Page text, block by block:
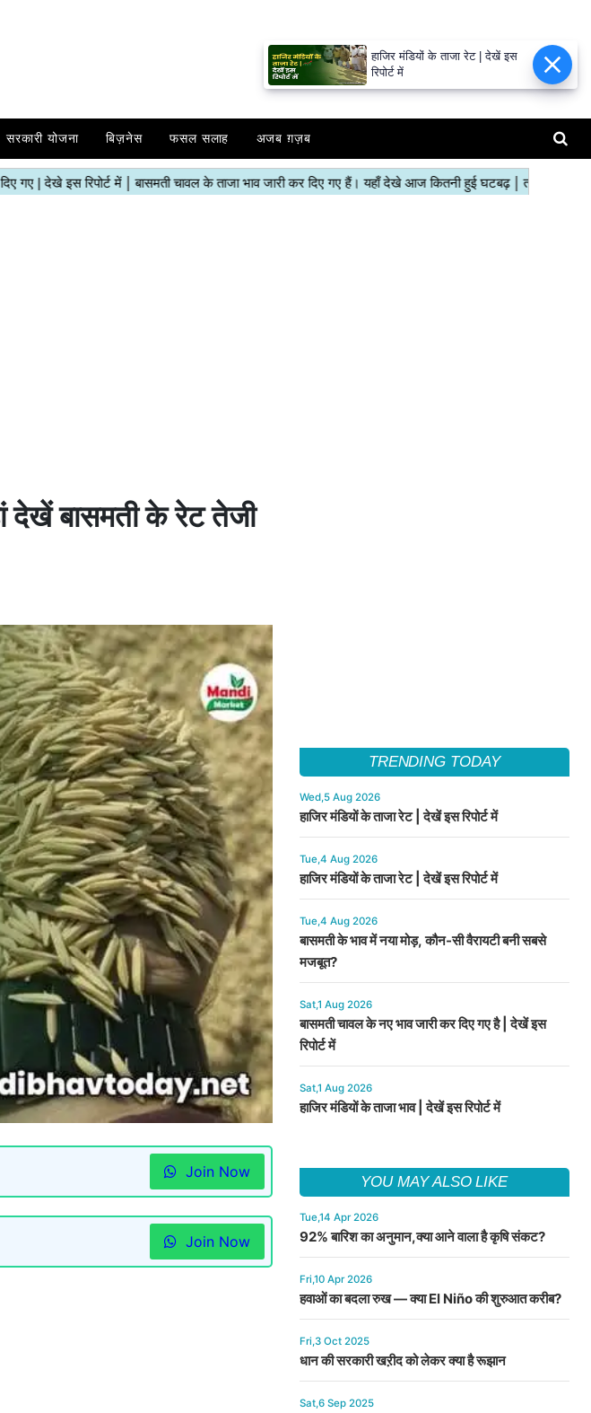
सरकारी योजना बिज़नेस फसल सलाह अजब ग़ज़ब
देखें बासमती के रेट तेजी
Join Now
Join Now
TRENDING TODAY
Wed,5 Aug 2026
हाजिर मंडियों के ताजा रेट | देखें इस रिपोर्ट में
Tue,4 Aug 2026
हाजिर मंडियों के ताजा रेट | देखें इस रिपोर्ट में
Tue,4 Aug 2026
बासमती के भाव में नया मोड़, कौन-सी वैरायटी बनी सबसे
मजबूत?
Sat,1 Aug 2026
बासमती चावल के नए भाव जारी कर दिए गए है | देखें इस
रिपोर्ट में
Sat,1 Aug 2026
हाजिर मंडियों के ताजा भाव | देखें इस रिपोर्ट में
YOU MAY ALSO LIKE
Tue,14 Apr 2026
92% बारिश का अनुमान,क्या आने वाला है कृषि संकट?
Fri,10 Apr 2026
हवाओं का बदला रुख — क्या El Niño की शुरुआत करीब?
Fri,3 Oct 2025
धान की सरकारी खऱीद को लेकर क्या है रूझान
Sat,6 Sep 2025
हाजिर मंडियों के ताजा रेट | देखें इस
रिपोर्ट में